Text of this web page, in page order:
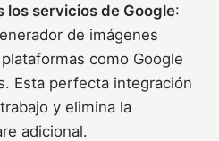
los servicios de Google:
de imágenes
como Google
Esta perfecta integración
y elimina la
adicional.